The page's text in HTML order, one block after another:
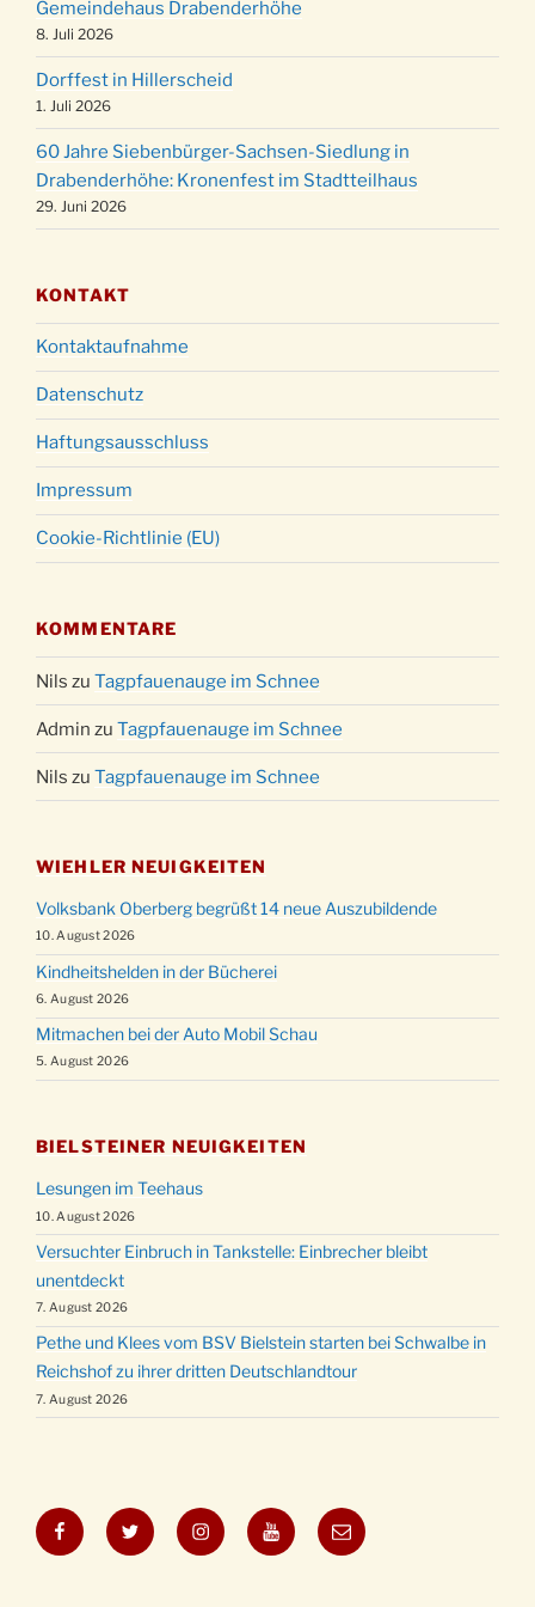
24.12.
Weihnachtsgottesdienst in der Kirche um
18:00 Uhr
24.12.
Christmette mit der ev. Jugend in der Kirche
um 23:00 Uhr
31.12.
Gottesdienst zu Silvester in der Kirche um
18:00 Uhr
Gemeindehaus Drabenderhöhe
8. Juli 2026
Dorffest in Hillerscheid
1. Juli 2026
60 Jahre Siebenbürger-Sachsen-Siedlung in
Drabenderhöhe: Kronenfest im Stadtteilhaus
29. Juni 2026
KONTAKT
Kontaktaufnahme
Datenschutz
Haftungsausschluss
Impressum
Cookie-Richtlinie (EU)
KOMMENTARE
Nils zu Tagpfauenauge im Schnee
Admin zu Tagpfauenauge im Schnee
Nils zu Tagpfauenauge im Schnee
WIEHLER NEUIGKEITEN
Volksbank Oberberg begrüßt 14 neue Auszubildende
10. August 2026
Kindheitshelden in der Bücherei
6. August 2026
Mitmachen bei der Auto Mobil Schau
5. August 2026
BIELSTEINER NEUIGKEITEN
Lesungen im Teehaus
10. August 2026
Versuchter Einbruch in Tankstelle: Einbrecher bleibt
unentdeckt
7. August 2026
Pethe und Klees vom BSV Bielstein starten bei Schwalbe in
Reichshof zu ihrer dritten Deutschlandtour
7. August 2026
FacebookTwitter InstagramYouTubeE-
Mail